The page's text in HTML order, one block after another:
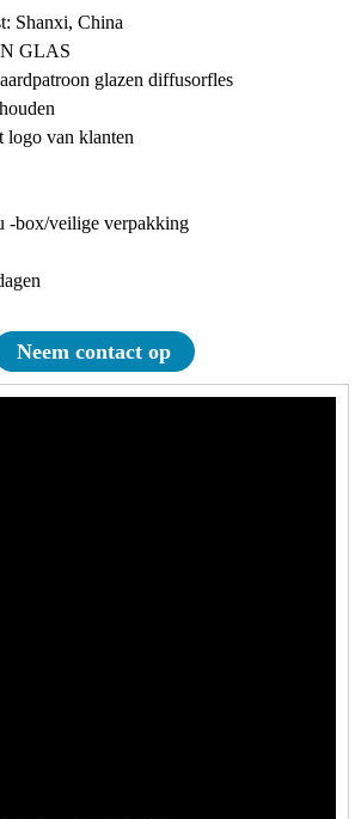
Shanxi, China
GLAS
glazen diffusorfles
logo van klanten
-box/veilige verpakking
Neem contact op